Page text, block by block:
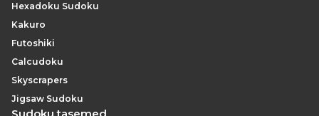
Hexadoku Sudoku
Kakuro
Futoshiki
Calcudoku
Skyscrapers
Jigsaw Sudoku